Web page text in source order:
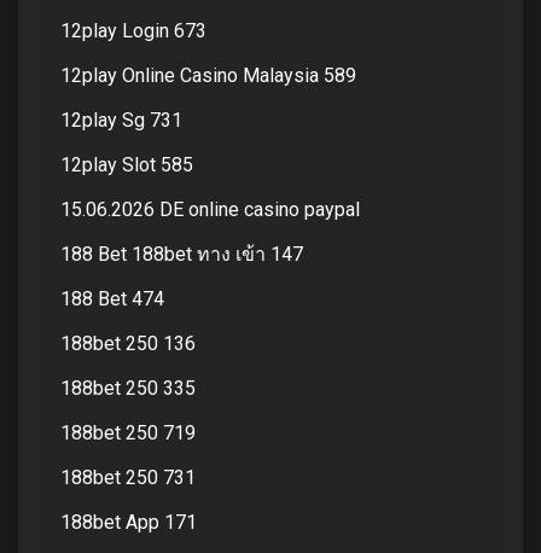
12play Login 673
12play Online Casino Malaysia 589
12play Sg 731
12play Slot 585
15.06.2026 DE online casino paypal
188 Bet 188bet ทาง เข้า 147
188 Bet 474
188bet 250 136
188bet 250 335
188bet 250 719
188bet 250 731
188bet App 171